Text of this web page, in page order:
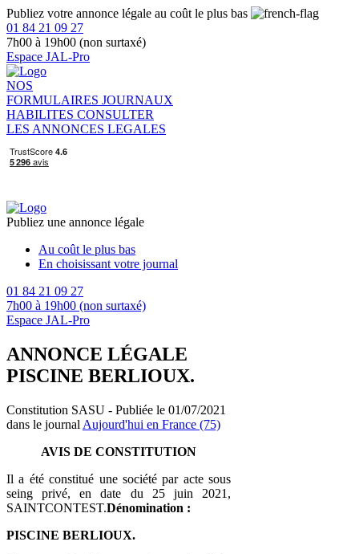
Publiez votre annonce légale au coût le plus bas
01 84 21 09 27
7h00 à 19h00 (non surtaxé)
Espace JAL-Pro
NOS
FORMULAIRES JOURNAUX
HABILITES CONSULTER
LES ANNONCES LEGALES
Publiez une annonce légale
Au coût le plus bas
En choisissant votre journal
01 84 21 09 27
7h00 à 19h00 (non surtaxé)
Espace JAL-Pro
ANNONCE LÉGALE
PISCINE BERLIOUX.
Constitution SASU - Publiée le 01/07/2021
dans le journal Aujourd'hui en France (75)
AVIS DE CONSTITUTION
Il a été constitué une société par acte sous
seing privé, en date du 25 juin 2021,
SAINTCONTEST.Dénomination :
PISCINE BERLIOUX.